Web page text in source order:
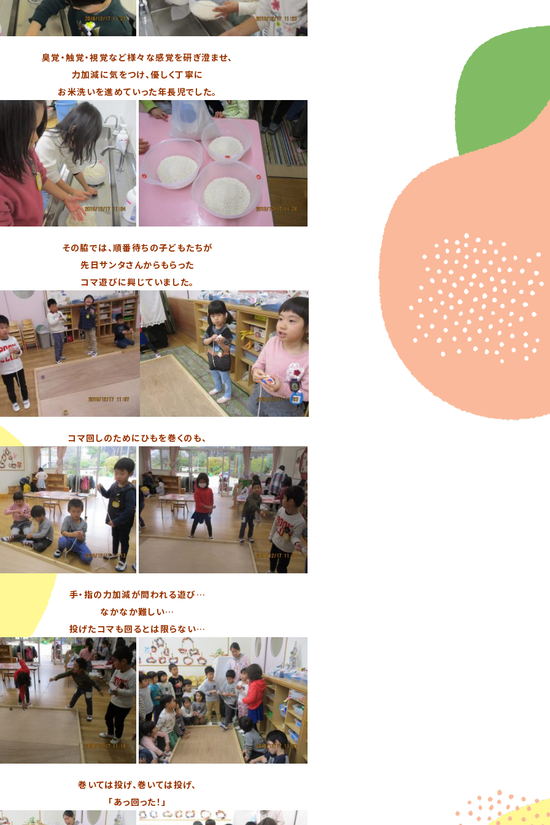
臭覚・触覚・視覚など様々な感覚を研ぎ澄ませ、
力加減に気をつけ、優しく丁寧に
お米洗いを進めていった年長児でした。
その脇では、順番待ちの子どもたちが
先日サンタさんからもらった
コマ遊びに興じていました。
コマ回しのためにひもを巻くのも、
手・指の力加減が問われる遊び…
なかなか難しい…
投げたコマも回るとは限らない…
巻いては投げ、巻いては投げ、
「あっ回った！」